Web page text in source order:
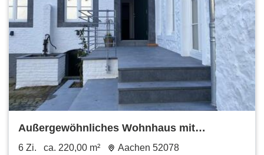
Außergewöhnliches Wohnhaus mit
Geschichte zur Miete
6 Zi. ca. 220,00 m² Aachen 52078